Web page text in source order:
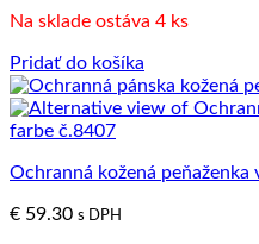
Na sklade ostáva 4 ks
Pridať do košíka
Ochranná kožená
€ 59.30 s DPH